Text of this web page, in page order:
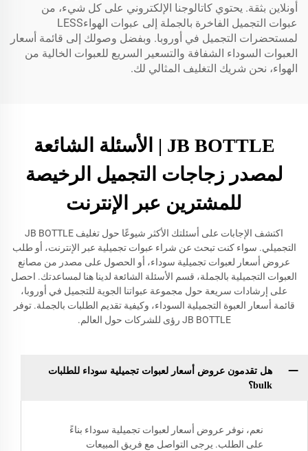
أونلاين بثقة. يحتوي كاتالوجنا الإلكتروني على كل شيء، من
عبوات التجميل الفاخرة بالجملة إلى عبوات الهواءLESS
لمستحضرات التجميل في أوروبا. وبفضل وصولك إلى قائمة أسعار
العبوات السوداء الشفافة والتسعير السريع للعبوات الخالية من
الهواء، نحن شريك التغليف المثالي لك.
JB BOTTLE | الأسئلة الشائعة
لمصدر زجاجات التجميل الرخيصة
للمشترين عبر الإنترنت
اكتشف الإجابات على أسئلتك الأكثر شيوعًا حول تغليف JB BOTTLE
التجميلي. سواء كنت تبحث عن شراء عبوات تجميلية عبر الإنترنت، أو طلب
عروض أسعار لعبوات تجميلية سوداء، أو الحصول على مصدر من مصانع
العبوات التجميلية بالجملة، قسم الأسئلة الشائعة لدينا هنا لمساعدتك. احصل
على إرشادات سريعة حول مجموعة عبواتنا الجوية للتجميل في أوروبا،
قائمة أسعار العبوة التجميلية السوداء، وكيفية تقديم الطلبات بالجملة. توفر
JB BOTTLE رؤى للشركات حول العالم.
هل تقدمون عروض أسعار لعبوات تجميلية سوداء للطلبات
bulk؟
نعم، نوفر عروض أسعار لعبوات تجميلية سوداء بناءً
على الطلب. يرجى التواصل مع فريق المبيعات